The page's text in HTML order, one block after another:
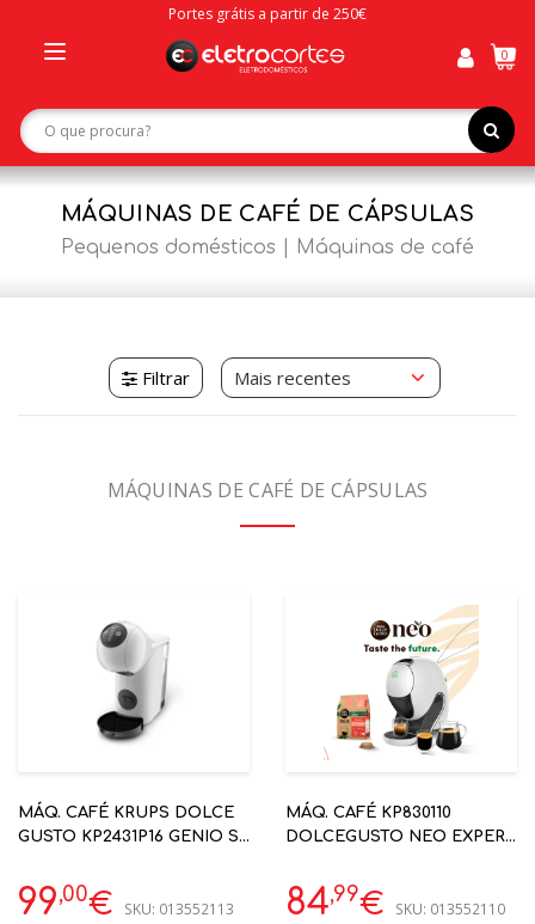
Portes grátis a partir de 250€
navigation
0
MÁQUINAS DE CAFÉ DE CÁPSULAS
Pequenos domésticos Máquinas de café
Filtrar
MÁQUINAS DE CAFÉ DE CÁPSULAS
MÁQ. CAFÉ KRUPS DOLCE
GUSTO KP2431P16 GENIO S
99,00€ SKU: 013552113
MÁQ. CAFÉ KP830110
DOLCEGUSTO NEO EXPERT
84,99€ SKU: 013552110